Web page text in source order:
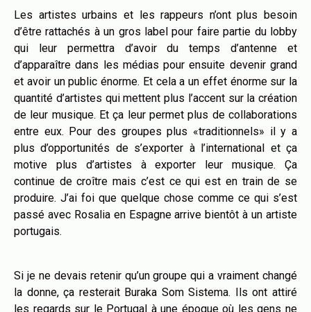
Les artistes urbains et les rappeurs n’ont plus besoin
d’être rattachés à un gros label pour faire partie du lobby
qui leur permettra d’avoir du temps d’antenne et
d’apparaître dans les médias pour ensuite devenir grand
et avoir un public énorme. Et cela a un effet énorme sur la
quantité d’artistes qui mettent plus l’accent sur la création
de leur musique. Et ça leur permet plus de collaborations
entre eux. Pour des groupes plus «traditionnels» il y a
plus d’opportunités de s’exporter à l’international et ça
motive plus d’artistes à exporter leur musique. Ça
continue de croître mais c’est ce qui est en train de se
produire. J’ai foi que quelque chose comme ce qui s’est
passé avec Rosalia en Espagne arrive bientôt à un artiste
portugais.
Si je ne devais retenir qu’un groupe qui a vraiment changé
la donne, ça resterait Buraka Som Sistema. Ils ont attiré
les regards sur le Portugal à une époque où les gens ne